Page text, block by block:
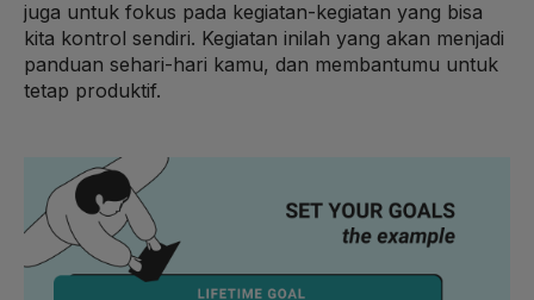
juga untuk fokus pada kegiatan-kegiatan yang bisa
kita kontrol sendiri. Kegiatan inilah yang akan menjadi
panduan sehari-hari kamu, dan membantumu untuk
tetap produktif.